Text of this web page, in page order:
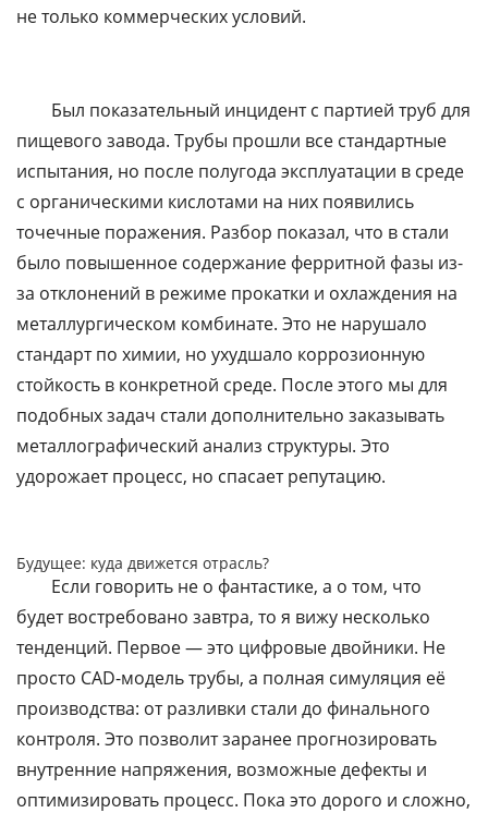
не только коммерческих условий.
Был показательный инцидент с партией труб для
пищевого завода. Трубы прошли все стандартные
испытания, но после полугода эксплуатации в среде
с органическими кислотами на них появились
точечные поражения. Разбор показал, что в стали
было повышенное содержание ферритной фазы из-
за отклонений в режиме прокатки и охлаждения на
металлургическом комбинате. Это не нарушало
стандарт по химии, но ухудшало коррозионную
стойкость в конкретной среде. После этого мы для
подобных задач стали дополнительно заказывать
металлографический анализ структуры. Это
удорожает процесс, но спасает репутацию.
Будущее: куда движется отрасль?
Если говорить не о фантастике, а о том, что
будет востребовано завтра, то я вижу несколько
тенденций. Первое — это цифровые двойники. Не
просто CAD-модель трубы, а полная симуляция её
производства: от разливки стали до финального
контроля. Это позволит заранее прогнозировать
внутренние напряжения, возможные дефекты и
оптимизировать процесс. Пока это дорого и сложно,